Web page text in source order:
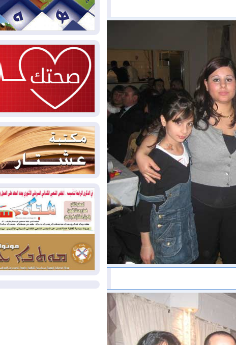
2026-08-03العراق يؤكد
بمنع الهجمات على الدول
2026-08-03العجز والاقتراض
دينار!
2026-08-03
كوبا تغرق في
وانهيار الشبكة الكهربائية
2026-08-03
بسبب الحرائق في ولاية
2026-08-02مشروع
الموظفين حتى نهاية أغسطس
بطاقاتهم المصرفية
2026-08-02دمشق وعمّان
أي هجوم من أراضي العراق
2026-08-02
ترامب:
وإسرائيل تعلقان شن ضربات